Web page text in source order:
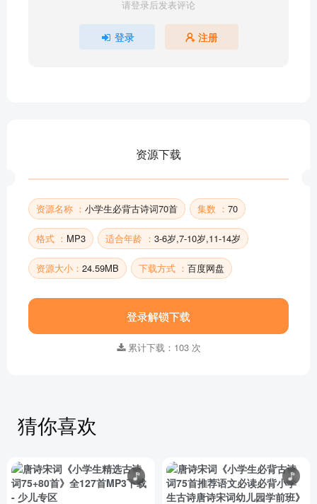
23.绝句（两个黄鹂鸣翠柳）
部分目录展示 ▶ 下载后解锁 70 首完整音频
请登录后发表评论
登录 注册
资源下载
资源名称 ： 小学生必背古诗词70首 集数 ： 70
格式 ： MP3 适合年龄 ： 3-6岁,7-10岁,11-14岁
资源大小： 24.59MB 下载方式 ： 百度网盘
登录解锁下载
累计下载：103 次
猜你喜欢